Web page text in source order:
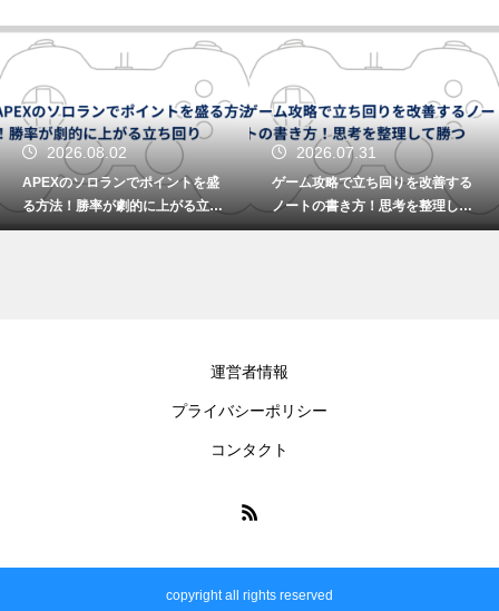
2026.08.02
APEXのソロランでポイントを盛
る方法！勝率が劇的に上がる立ち
回り
2026.07.31
ゲーム攻略で立ち回りを改善する
ノートの書き方！思考を整理して
勝つ
運営者情報
プライバシーポリシー
コンタクト
copyright all rights reserved